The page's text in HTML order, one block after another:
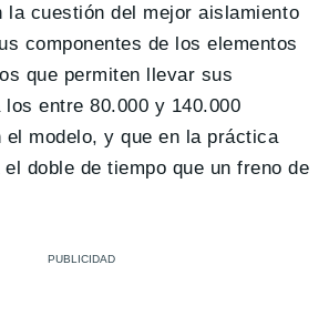
la cuestión del mejor aislamiento
componentes de los elementos
que permiten llevar sus
entre 80.000 y 140.000
el modelo, y que en la práctica
doble de tiempo que un freno de